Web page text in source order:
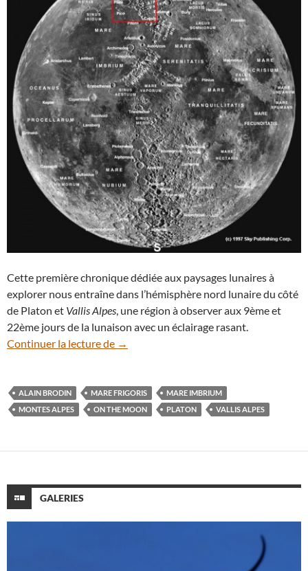
Cette première chronique dédiée aux paysages lunaires à
explorer nous entraîne dans l’hémisphère nord lunaire du côté
de Platon et Vallis Alpes , une région à observer aux 9ème et
22ème jours de la lunaison avec un éclairage rasant.
Continuer la lecture de
Paysages lunaires à explorer (1) :
→
ALAIN BRODIN MARE FRIGORIS
MARE IMBRIUM
MONTES ALPES
ON THE MOON PLATON VALLIS ALPES
GALERIES